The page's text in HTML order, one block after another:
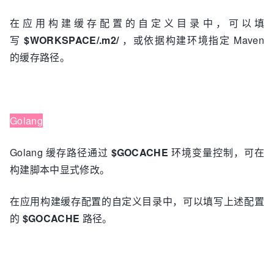
在应用构建缓存配置的自定义目录中，可以填
写 $WORKSPACE/.m2/ ，或依据构建环境指定 Maven
的缓存路径。
Golang
Golang 缓存路径通过 $GOCACHE 环境变量控制，可在
构建脚本中显式修改。
在应用构建缓存配置的自定义目录中，可以填写上述配置
的 $GOCACHE 路径。